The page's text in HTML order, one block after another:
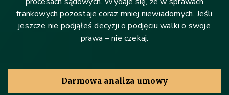
frankowych pozostaje coraz mniej niewiadomych. Jeśli
jeszcze nie podjąłeś decyzji o podjęciu walki o swoje
prawa – nie czekaj.
Darmowa analiza umowy